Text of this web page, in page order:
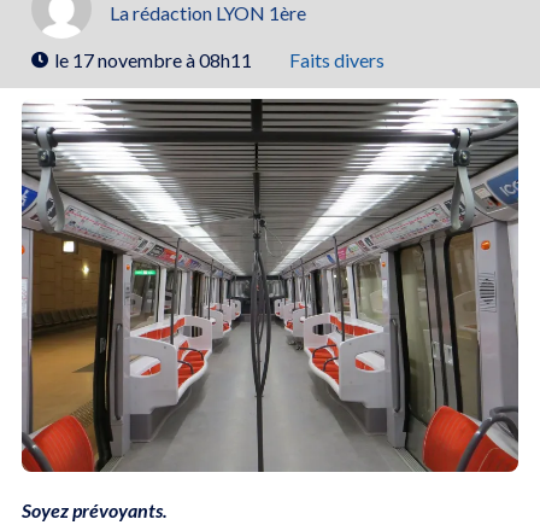
La rédaction LYON 1ère
le 17 novembre à 08h11 Faits divers
Soyez prévoyants.